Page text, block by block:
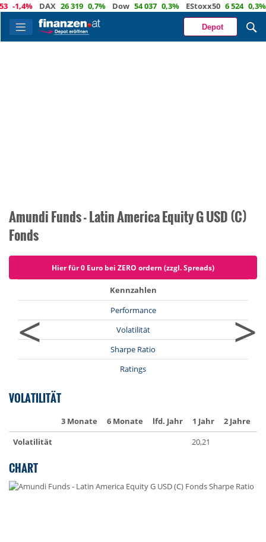
-1,4% DAX 26 319 0,7% Dow 54 037 0,3% EStoxx50 6 524 0,3%
Depot
Amundi Funds - Latin America Equity G USD (C)
Fonds
Hier für 0 Euro bei ZERO ordern (zzgl. Spreads)
<
Kennzahlen
Performance
Volatilität
Sharpe Ratio
Ratings
>
VOLATILITÄT
3 Monate 6 Monate lfd. Jahr 1 Jahr 2 Jahre
Volatilität
20,21
CHART